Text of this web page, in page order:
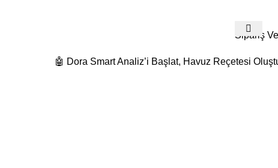
Sipariş
🤖 Dora Smart Analiz’i Başlat, Havuz Reçetesi